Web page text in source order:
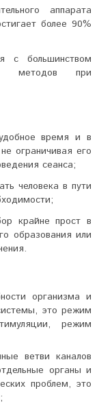
аппарата
более 90%
с большинством
методов при
время и в
ограничивая его
сеанса;
человека в пути
крайне прост в
образования или
организма и
, это режим
режим
ветви каналов
органы и
проблем, это